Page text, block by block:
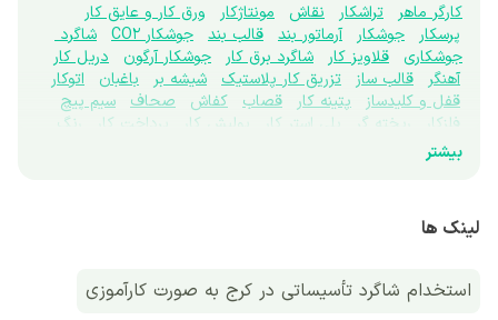
کارگر ماهر
تراشکار نقاش مونتاژکار
ورق کار و عایق کار
پرسکار
جوشکار آرماتور بند قالب بند جوشکار CO2
شاگرد
جوشکاری
قلاویز کار شاگرد برق کار جوشکار آرگون
دریل کار
آهنگر
قالب ساز تزریق کار پلاستیک شیشه بر باغبان
اتوکار
قفل و کلیدساز
پتینه کار قصاب کفاش صحاف
سیم پیچ
فلزکار
ریخته گر پلی استر کار پولیش کار پرداخت کار
کار صنعتی
پودری
کارگر ساختمان
بیشتر
لینک ها
استخدام شاگرد تأسیساتی در کرج به صورت ‌کارآموزی